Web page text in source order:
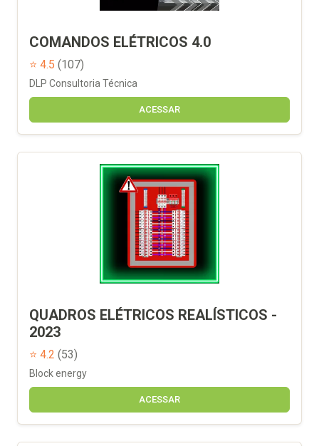
COMANDOS ELÉTRICOS 4.0
⭐ 4.5 (107)
DLP Consultoria Técnica
ACESSAR
QUADROS ELÉTRICOS REALÍSTICOS -
2023
⭐ 4.2 (53)
Block energy
ACESSAR